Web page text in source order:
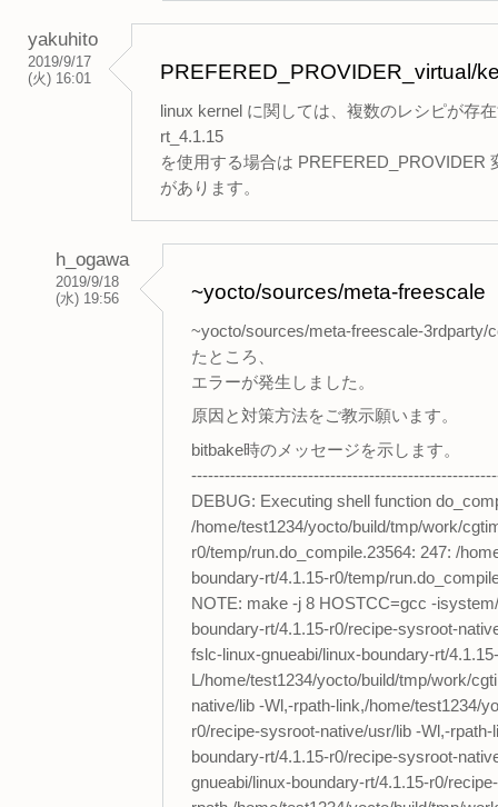
yakuhito
2019/9/17
(火) 16:01
PREFERED_PROVIDER_virtual/
linux kernel に関しては、複数のレシピが存
rt_4.1.15
を使用する場合は PREFERED_PROVIDER
があります。
h_ogawa
2019/9/18
(水) 19:56
~yocto/sources/meta-freescale
~yocto/sources/meta-freescale-
たところ、
エラーが発生しました。
原因と対策方法をご教示願います。
bitbake時のメッセージを示します。
DEBUG: Executing shell function
/home/test1234/yocto/build/tmp/work/
r0/temp/run.do_compile.23564: 247: /
boundary-rt/4.1.15-r0/temp/
NOTE: make -j 8 HOSTCC=gcc -
boundary-rt/4.1.15-r0/recipe-sysroot-
fslc-linux-gnueabi/linux-boundary-rt/
L/home/test1234/yocto/build/tmp/work/
native/lib -Wl,-rpath-link,/home/test1234/
r0/recipe-sysroot-native/usr/lib -Wl,-
boundary-rt/4.1.15-r0/recipe-sysroot-
gnueabi/linux-boundary-rt/4.1.15-r0/